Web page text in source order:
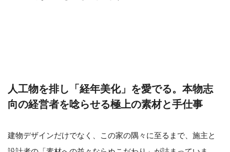
人工物を排し「経年美化」を愛でる。本物志
向の経営者を唸らせる極上の素材と手仕事
建物デザインだけでなく、この家の隅々に至るまで、施主と